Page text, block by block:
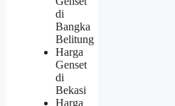
di
Bangka
Belitung
Harga
Genset
di
Bekasi
Harga